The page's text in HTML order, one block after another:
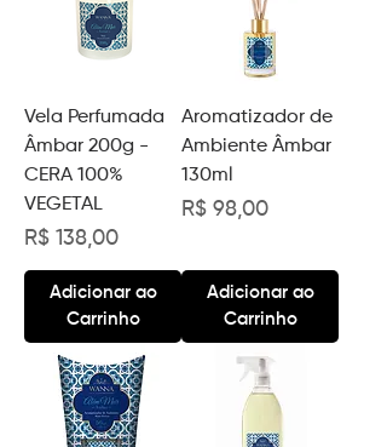
Vela Perfumada
Âmbar 200g -
CERA 100%
VEGETAL
Preço
R$ 138,00
Adicionar ao
Carrinho
Aromatizador de
Ambiente Âmbar
130ml
Preço
R$ 98,00
Adicionar ao
Carrinho